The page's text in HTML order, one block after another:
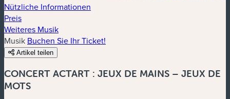
Nützliche Informationen
Preis
Weiteres Musik
Musik Buchen Sie Ihr Ticket!
Artikel teilen
CONCERT ACTART : JEUX DE MAINS – JEUX DE
MOTS